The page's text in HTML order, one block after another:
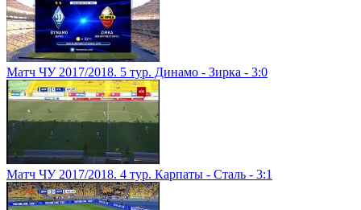
Матч ЧУ 2017/2018. 5 тур. Динамо - Зирка - 3:0
Матч ЧУ 2017/2018. 4 тур. Карпаты - Сталь - 3:1